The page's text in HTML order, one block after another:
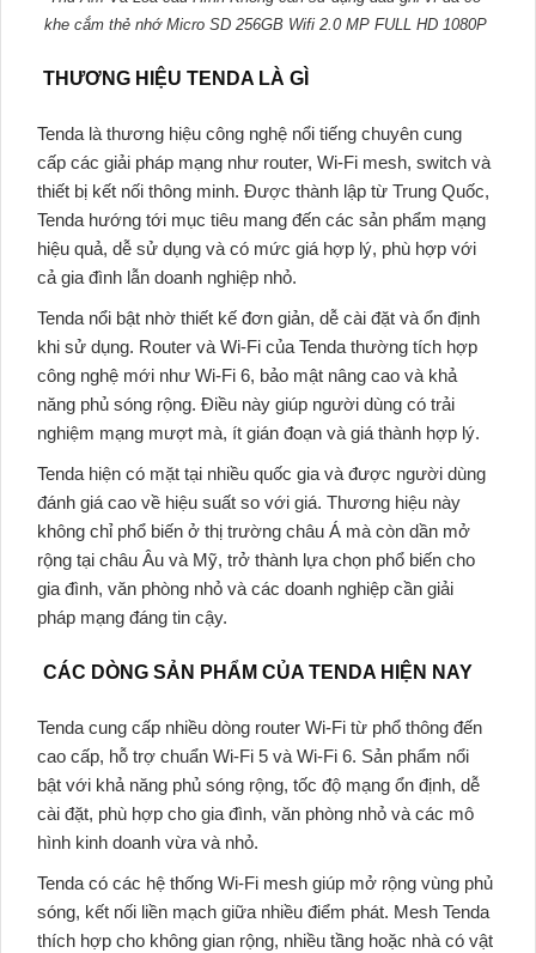
khe cắm thẻ nhớ Micro SD 256GB Wifi 2.0 MP FULL HD 1080P
THƯƠNG HIỆU TENDA LÀ GÌ
Tenda là thương hiệu công nghệ nổi tiếng chuyên cung
cấp các giải pháp mạng như router, Wi-Fi mesh, switch và
thiết bị kết nối thông minh. Được thành lập từ Trung Quốc,
Tenda hướng tới mục tiêu mang đến các sản phẩm mạng
hiệu quả, dễ sử dụng và có mức giá hợp lý, phù hợp với
cả gia đình lẫn doanh nghiệp nhỏ.
Tenda nổi bật nhờ thiết kế đơn giản, dễ cài đặt và ổn định
khi sử dụng. Router và Wi-Fi của Tenda thường tích hợp
công nghệ mới như Wi-Fi 6, bảo mật nâng cao và khả
năng phủ sóng rộng. Điều này giúp người dùng có trải
nghiệm mạng mượt mà, ít gián đoạn và giá thành hợp lý.
Tenda hiện có mặt tại nhiều quốc gia và được người dùng
đánh giá cao về hiệu suất so với giá. Thương hiệu này
không chỉ phổ biến ở thị trường châu Á mà còn dần mở
rộng tại châu Âu và Mỹ, trở thành lựa chọn phổ biến cho
gia đình, văn phòng nhỏ và các doanh nghiệp cần giải
pháp mạng đáng tin cậy.
CÁC DÒNG SẢN PHẨM CỦA TENDA HIỆN NAY
Tenda cung cấp nhiều dòng router Wi-Fi từ phổ thông đến
cao cấp, hỗ trợ chuẩn Wi-Fi 5 và Wi-Fi 6. Sản phẩm nổi
bật với khả năng phủ sóng rộng, tốc độ mạng ổn định, dễ
cài đặt, phù hợp cho gia đình, văn phòng nhỏ và các mô
hình kinh doanh vừa và nhỏ.
Tenda có các hệ thống Wi-Fi mesh giúp mở rộng vùng phủ
sóng, kết nối liền mạch giữa nhiều điểm phát. Mesh Tenda
thích hợp cho không gian rộng, nhiều tầng hoặc nhà có vật